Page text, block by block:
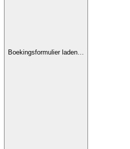
Boekingsformulier laden…